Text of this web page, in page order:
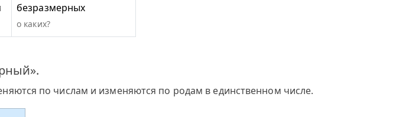
безразмерных
о каких?
по числам и изменяются по родам в единственном числе.